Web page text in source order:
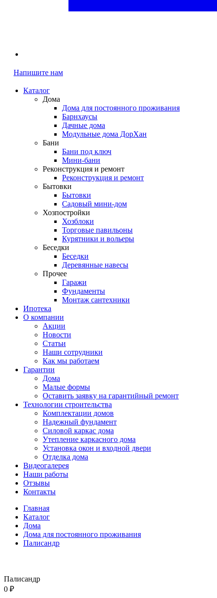
Напишите нам
Каталог
Дома
Дома для постоянного проживания
Барнхаусы
Дачные дома
Модульные дома ДорХан
Бани
Бани под ключ
Мини-бани
Реконструкция и ремонт
Реконструкция и ремонт
Бытовки
Бытовки
Садовый мини-дом
Хозпостройки
Хозблоки
Торговые павильоны
Курятники и вольеры
Беседки
Беседки
Деревянные навесы
Прочее
Гаражи
Фундаменты
Монтаж сантехники
Ипотека
О компании
Акции
Новости
Статьи
Наши сотрудники
Как мы работаем
Гарантии
Дома
Малые формы
Оставить заявку на гарантийный ремонт
Технологии строительства
Комплектации домов
Надежный фундамент
Силовой каркас дома
Утепление каркасного дома
Установка окон и входной двери
Отделка дома
Видеогалерея
Наши работы
Отзывы
Контакты
Главная
Каталог
Дома
Дома для постоянного проживания
Палисандр
Палисандр
0 ₽